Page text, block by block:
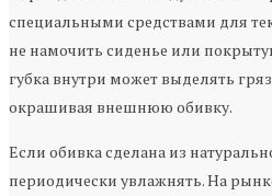
специальными средствами для
не намочить сиденье или
губка внутри может выделять
окрашивая внешнюю обивку.
Если обивка сделана из
периодически увлажнять. На